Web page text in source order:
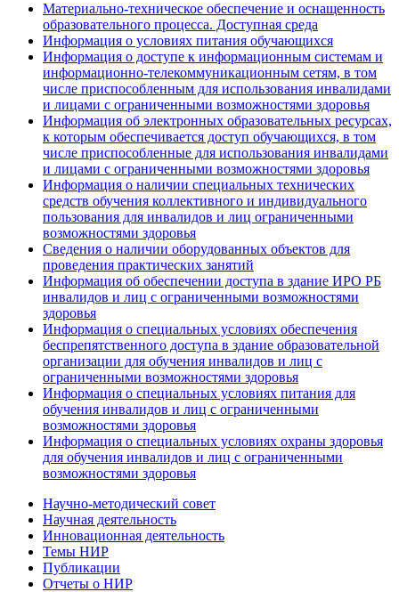
Материально-техническое обеспечение и оснащенность
образовательного процесса. Доступная среда
Информация о условиях питания обучающихся
Информация о доступе к информационным системам и
информационно-телекоммуникационным сетям, в том
числе приспособленным для использования инвалидами
и лицами с ограниченными возможностями здоровья
Информация об электронных образовательных ресурсах,
к которым обеспечивается доступ обучающихся, в том
числе приспособленные для использования инвалидами
и лицами с ограниченными возможностями здоровья
Информация о наличии специальных технических
средств обучения коллективного и индивидуального
пользования для инвалидов и лиц ограниченными
возможностями здоровья
Сведения о наличии оборудованных объектов для
проведения практических занятий
Информация об обеспечении доступа в здание ИРО РБ
инвалидов и лиц с ограниченными возможностями
здоровья
Информация о специальных условиях обеспечения
беспрепятственного доступа в здание образовательной
организации для обучения инвалидов и лиц с
ограниченными возможностями здоровья
Информация о специальных условиях питания для
обучения инвалидов и лиц с ограниченными
возможностями здоровья
Информация о специальных условиях охраны здоровья
для обучения инвалидов и лиц с ограниченными
возможностями здоровья
Научно-методический совет
Научная деятельность
Инновационная деятельность
Темы НИР
Публикации
Отчеты о НИР